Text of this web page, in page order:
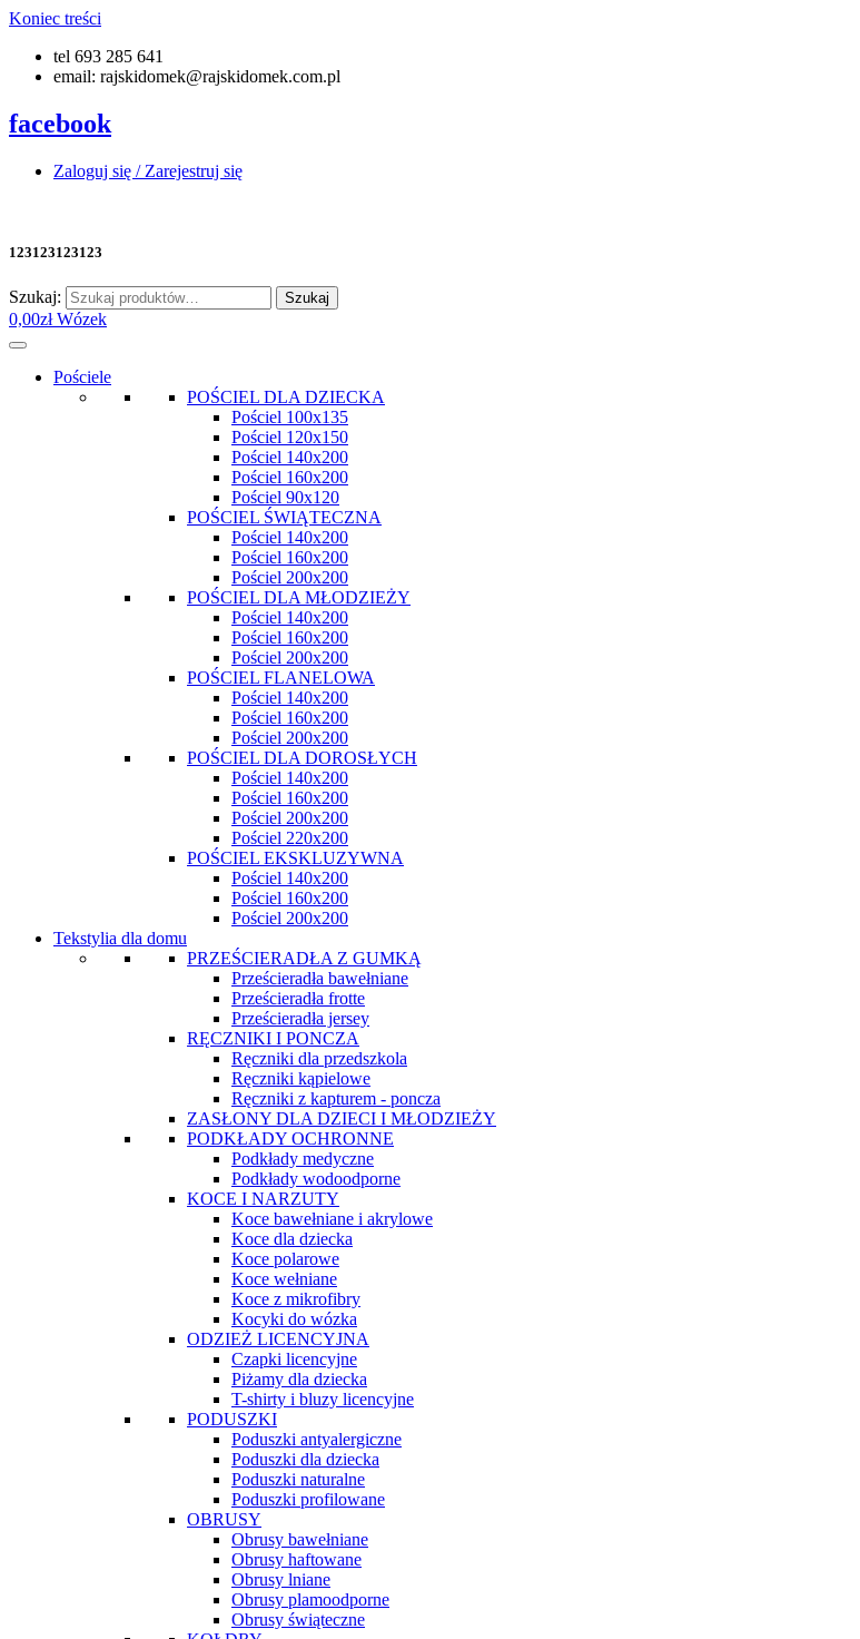
Koniec treści
tel 693 285 641
email: rajskidomek@rajskidomek.com.pl
facebook
Zaloguj się / Zarejestruj się
123123123123
Szukaj: Szukaj
0,00zł Wózek
Pościele
POŚCIEL DLA DZIECKA
Pościel 100x135
Pościel 120x150
Pościel 140x200
Pościel 160x200
Pościel 90x120
POŚCIEL ŚWIĄTECZNA
Pościel 140x200
Pościel 160x200
Pościel 200x200
POŚCIEL DLA MŁODZIEŻY
Pościel 140x200
Pościel 160x200
Pościel 200x200
POŚCIEL FLANELOWA
Pościel 140x200
Pościel 160x200
Pościel 200x200
POŚCIEL DLA DOROSŁYCH
Pościel 140x200
Pościel 160x200
Pościel 200x200
Pościel 220x200
POŚCIEL EKSKLUZYWNA
Pościel 140x200
Pościel 160x200
Pościel 200x200
Tekstylia dla domu
PRZEŚCIERADŁA Z GUMKĄ
Prześcieradła bawełniane
Prześcieradła frotte
Prześcieradła jersey
RĘCZNIKI I PONCZA
Ręczniki dla przedszkola
Ręczniki kąpielowe
Ręczniki z kapturem - poncza
ZASŁONY DLA DZIECI I MŁODZIEŻY
PODKŁADY OCHRONNE
Podkłady medyczne
Podkłady wodoodporne
KOCE I NARZUTY
Koce bawełniane i akrylowe
Koce dla dziecka
Koce polarowe
Koce wełniane
Koce z mikrofibry
Kocyki do wózka
ODZIEŻ LICENCYJNA
Czapki licencyjne
Piżamy dla dziecka
T-shirty i bluzy licencyjne
PODUSZKI
Poduszki antyalergiczne
Poduszki dla dziecka
Poduszki naturalne
Poduszki profilowane
OBRUSY
Obrusy bawełniane
Obrusy haftowane
Obrusy lniane
Obrusy plamoodporne
Obrusy świąteczne